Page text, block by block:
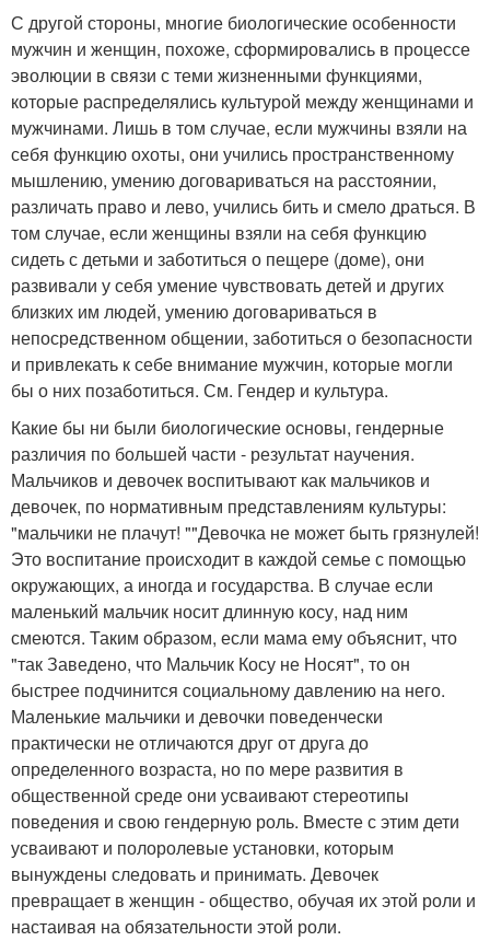
С другой стороны, многие биологические особенности
мужчин и женщин, похоже, сформировались в процессе
эволюции в связи с теми жизненными функциями,
которые распределялись культурой между женщинами и
мужчинами. Лишь в том случае, если мужчины взяли на
себя функцию охоты, они учились пространственному
мышлению, умению договариваться на расстоянии,
различать право и лево, учились бить и смело драться. В
том случае, если женщины взяли на себя функцию
сидеть с детьми и заботиться о пещере (доме), они
развивали у себя умение чувствовать детей и других
близких им людей, умению договариваться в
непосредственном общении, заботиться о безопасности
и привлекать к себе внимание мужчин, которые могли
бы о них позаботиться. См. Гендер и культура.
Какие бы ни были биологические основы, гендерные
различия по большей части - результат научения.
Мальчиков и девочек воспитывают как мальчиков и
девочек, по нормативным представлениям культуры:
"мальчики не плачут! ""Девочка не может быть грязнулей!
Это воспитание происходит в каждой семье с помощью
окружающих, а иногда и государства. В случае если
маленький мальчик носит длинную косу, над ним
смеются. Таким образом, если мама ему объяснит, что
"так Заведено, что Мальчик Косу не Носят", то он
быстрее подчинится социальному давлению на него.
Маленькие мальчики и девочки поведенчески
практически не отличаются друг от друга до
определенного возраста, но по мере развития в
общественной среде они усваивают стереотипы
поведения и свою гендерную роль. Вместе с этим дети
усваивают и полоролевые установки, которым
вынуждены следовать и принимать. Девочек
превращает в женщин - общество, обучая их этой роли и
настаивая на обязательности этой роли.